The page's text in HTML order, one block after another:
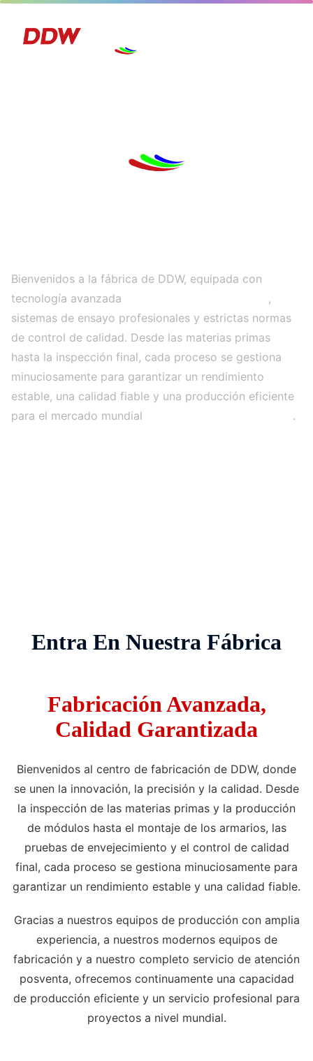
Bienvenidos a la fábrica de DDW, equipada con
tecnología avanzada
,
sistemas de ensayo profesionales y estrictas normas
de control de calidad. Desde las materias primas
hasta la inspección final, cada proceso se gestiona
minuciosamente para garantizar un rendimiento
estable, una calidad fiable y una producción eficiente
para el mercado mundial
.
Entra En Nuestra Fábrica
Fabricación Avanzada,
Calidad Garantizada
Bienvenidos al centro de fabricación de DDW, donde
se unen la innovación, la precisión y la calidad. Desde
la inspección de las materias primas y la producción
de módulos hasta el montaje de los armarios, las
pruebas de envejecimiento y el control de calidad
final, cada proceso se gestiona minuciosamente para
garantizar un rendimiento estable y una calidad fiable.
Gracias a nuestros equipos de producción con amplia
experiencia, a nuestros modernos equipos de
fabricación y a nuestro completo servicio de atención
posventa, ofrecemos continuamente una capacidad
de producción eficiente y un servicio profesional para
proyectos a nivel mundial.